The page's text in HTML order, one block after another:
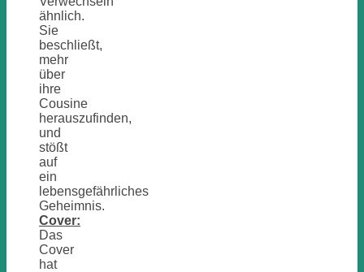
ähnlich.
Sie
beschließt,
mehr
über
ihre
Cousine
herauszufinden,
und
stößt
auf
ein
lebensgefährliches
Geheimnis.
Cover:
Das
Cover
hat